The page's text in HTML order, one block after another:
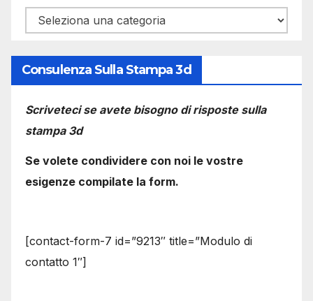
Categorie
Consulenza Sulla Stampa 3d
Scriveteci se avete bisogno di risposte sulla
stampa 3d
Se volete condividere con noi le vostre
esigenze compilate la form.
[contact-form-7 id=”9213″ title=”Modulo di
contatto 1″]